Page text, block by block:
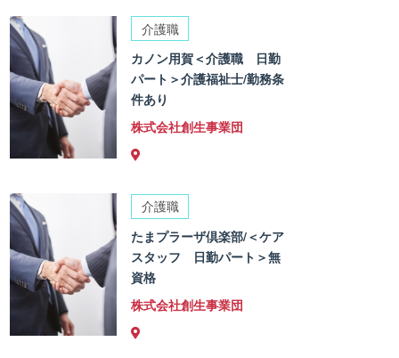
介護職
カノン用賀＜介護職 日勤
パート＞介護福祉士/勤務条
件あり
株式会社創生事業団
介護職
たまプラーザ倶楽部/＜ケア
スタッフ 日勤パート＞無
資格
株式会社創生事業団